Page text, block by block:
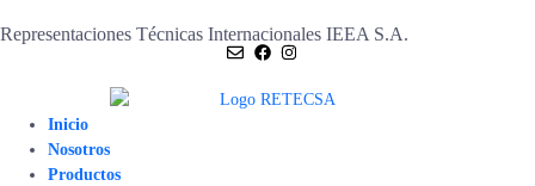
Representaciones Técnicas Internacionales IEEA S.A.
Inicio
Nosotros
Productos